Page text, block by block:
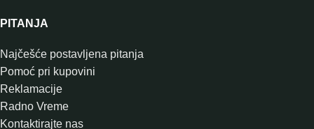
PITANJA
Najčešće postavljena pitanja
Pomoć pri kupovini
Reklamacije
Radno Vreme
Kontaktirajte nas